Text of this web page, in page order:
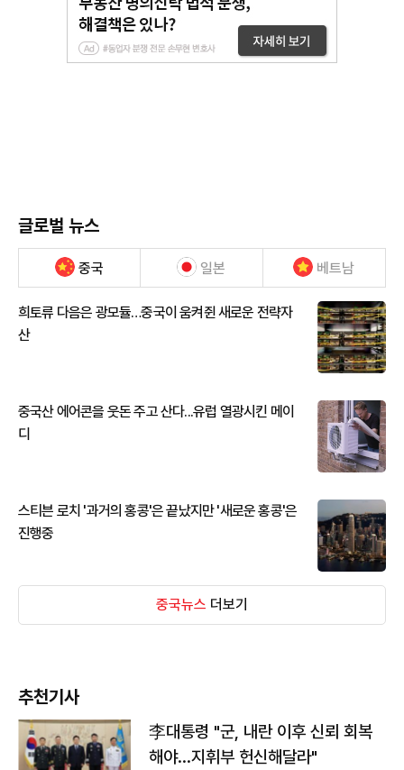
글로벌 뉴스
중국 일본 베트남
희토류 다음은 광모듈…중국이 움켜쥔 새로운 전략자
산
중국산 에어콘을 웃돈 주고 산다...유럽 열광시킨 메이
디
스티븐 로치 '과거의 홍콩'은 끝났지만 '새로운 홍콩'은
진행중
중국뉴스 더보기
추천기사
李대통령 "군, 내란 이후 신뢰 회복
해야…지휘부 헌신해달라"